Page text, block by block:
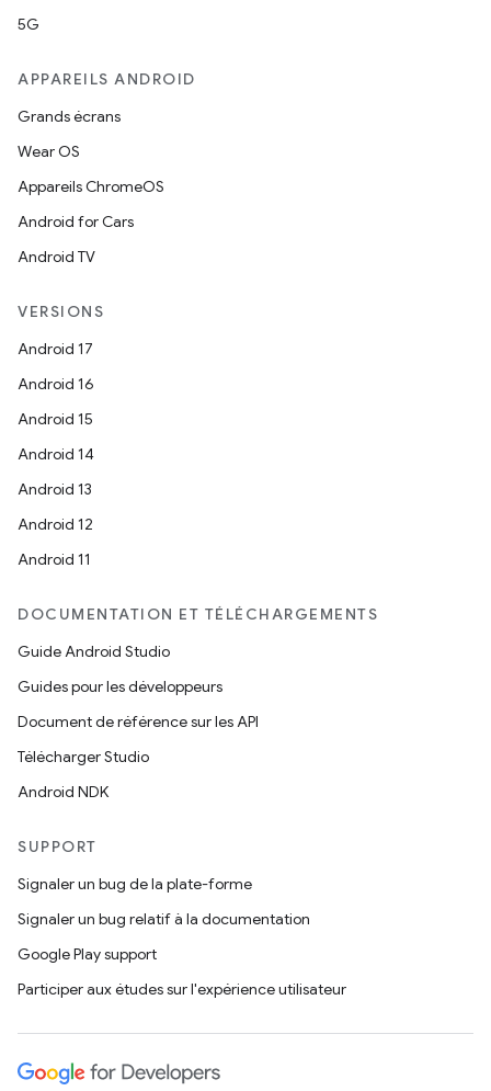
5G
APPAREILS ANDROID
Grands écrans
Wear OS
Appareils ChromeOS
Android for Cars
Android TV
VERSIONS
Android 17
Android 16
Android 15
Android 14
Android 13
Android 12
Android 11
DOCUMENTATION ET TÉLÉCHARGEMENTS
Guide Android Studio
Guides pour les développeurs
Document de référence sur les API
Télécharger Studio
Android NDK
SUPPORT
Signaler un bug de la plate-forme
Signaler un bug relatif à la documentation
Google Play support
Participer aux études sur l'expérience utilisateur